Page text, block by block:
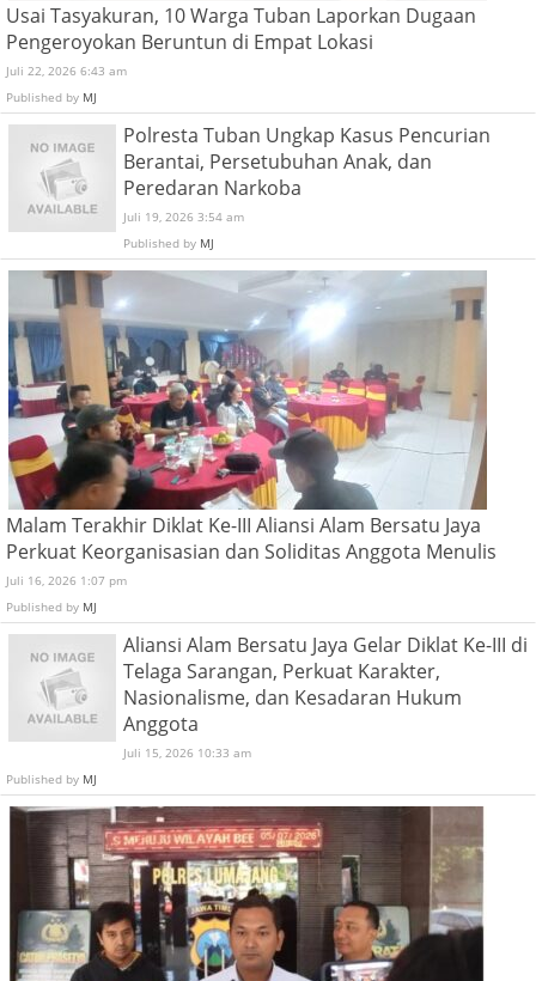
Usai Tasyakuran, 10 Warga Tuban Laporkan Dugaan
Pengeroyokan Beruntun di Empat Lokasi
Juli 22, 2026 6:43 am
Published by MJ
Polresta Tuban Ungkap Kasus Pencurian
Berantai, Persetubuhan Anak, dan
Peredaran Narkoba
Juli 19, 2026 3:54 am
Published by MJ
Malam Terakhir Diklat Ke-III Aliansi Alam Bersatu Jaya
Perkuat Keorganisasian dan Soliditas Anggota Menulis
Juli 16, 2026 1:07 pm
Published by MJ
Aliansi Alam Bersatu Jaya Gelar Diklat Ke-III di
Telaga Sarangan, Perkuat Karakter,
Nasionalisme, dan Kesadaran Hukum
Anggota
Juli 15, 2026 10:33 am
Published by MJ